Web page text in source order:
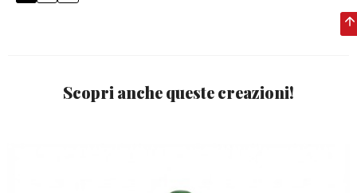
Scopri anche queste creazioni!